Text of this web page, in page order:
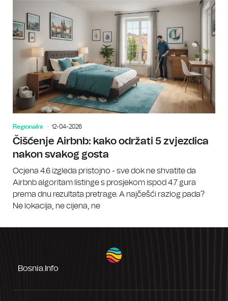
Regionalni 12-04-2026
Čišćenje Airbnb: kako održati 5 zvjezdica
nakon svakog gosta
Ocjena 4.6 izgleda pristojno - sve dok ne shvatite da
Airbnb algoritam listinge s prosjekom ispod 4.7 gura
prema dnu rezultata pretrage. A najčešći razlog pada?
Ne lokacija, ne cijena, ne
Bosnia.info